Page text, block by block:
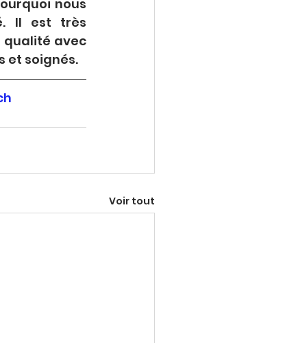
nous
Il est très
qualité avec
et soignés.
Voir tout